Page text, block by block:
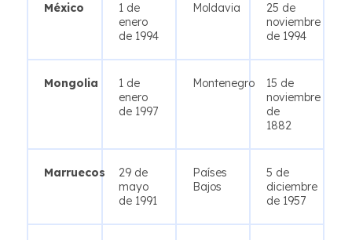
México
1 de
enero
de 1994
Moldavia
25 de
noviembre
de 1994
Mongolia
1 de
enero
de 1997
Montenegro
15 de
noviembre
de
1882
Marruecos
29 de
mayo
de 1991
Países
Bajos
5 de
diciembre
de 1957